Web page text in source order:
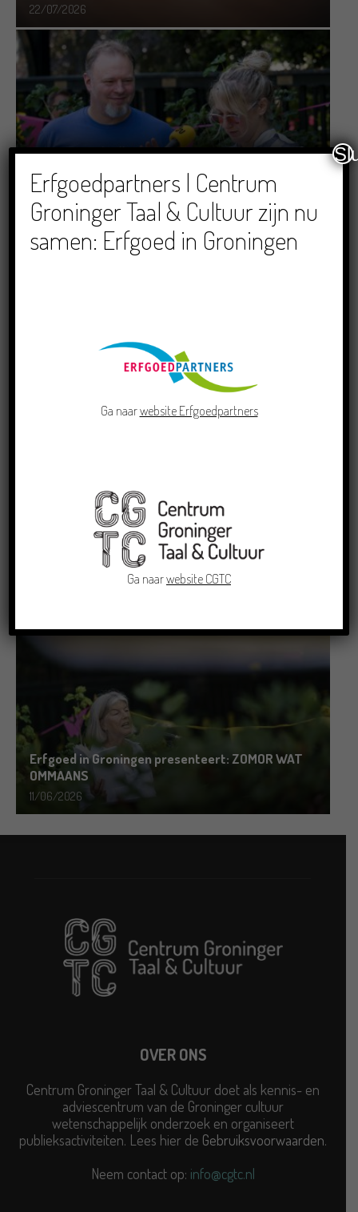
22/07/2026
Ommaans
29/06/2026
Crowdfunding voor bijzonder kinderboek met
Groningse liedjes en verhalen
Grensoverschrijdende uitwisseling in Oldenburg
rond het Gronings en Platduits
Erfgoed in Groningen presenteert: ZOMOR WAT
OMMAANS
11/06/2026
OVER ONS
Centrum Groninger Taal & Cultuur doet als kennis- en
adviescentrum van de Groninger cultuur
wetenschappelijk onderzoek en organiseert
publieksactiviteiten. Lees hier de Gebruiksvoorwaarden.
Neem contact op: info@cgtc.nl
Erfgoedpartners | Centrum
Groninger Taal & Cultuur zijn nu
samen: Erfgoed in Groningen
Ga naarwebsite Erfgoedpartners
Ga naarwebsite CGTC